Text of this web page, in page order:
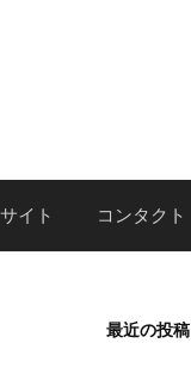
イト コンタクト
最近の投稿